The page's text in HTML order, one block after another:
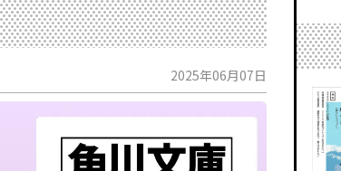
2025年06月07日